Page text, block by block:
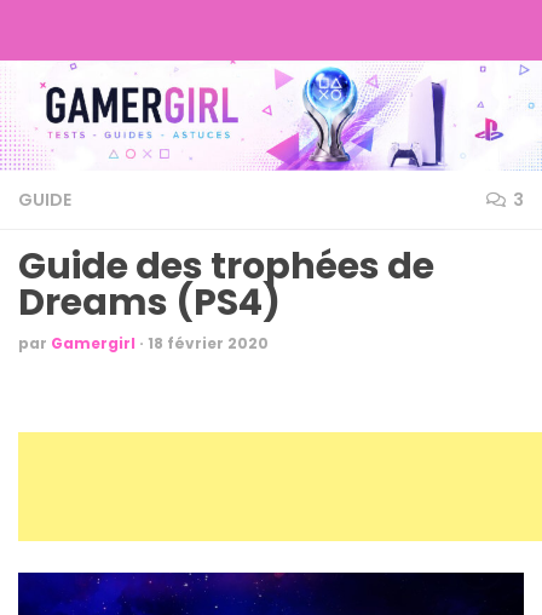
GUIDE 3
Guide des trophées de
Dreams (PS4)
par Gamergirl · 18 février 2020